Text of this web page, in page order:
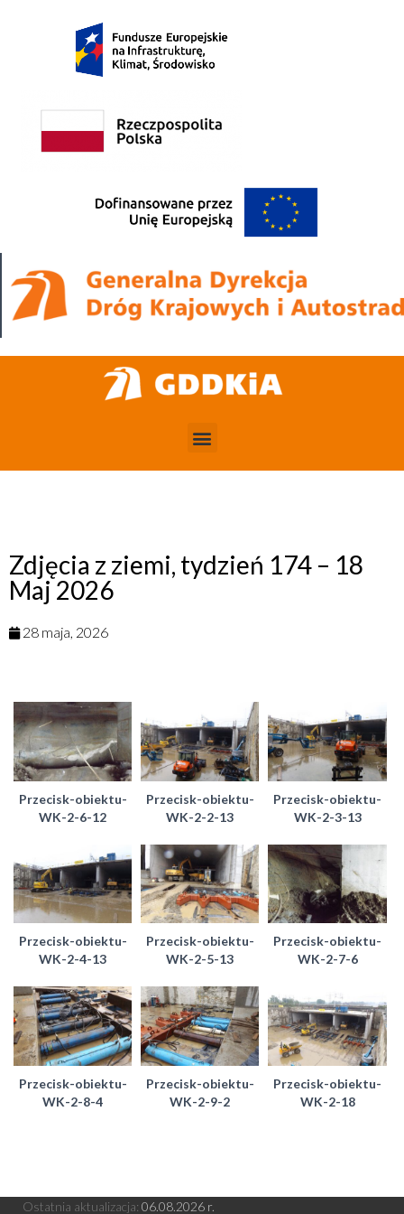
Zdjęcia z ziemi, tydzień 174 – 18
Maj 2026
28 maja, 2026
Przecisk-obiektu-
WK-2-6-12
Przecisk-obiektu-
WK-2-2-13
Przecisk-obiektu-
WK-2-3-13
Przecisk-obiektu-
WK-2-4-13
Przecisk-obiektu-
WK-2-5-13
Przecisk-obiektu-
WK-2-7-6
Przecisk-obiektu-
WK-2-8-4
Przecisk-obiektu-
WK-2-9-2
Przecisk-obiektu-
WK-2-18
Ostatnia aktualizacja: 06.08.2026 r.